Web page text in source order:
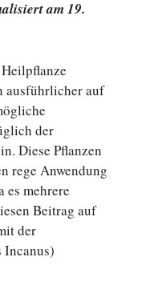
am 19.
ausführlicher auf
der
Diese Pflanzen
rege Anwendung
mehrere
Beitrag auf
der
Incanus)